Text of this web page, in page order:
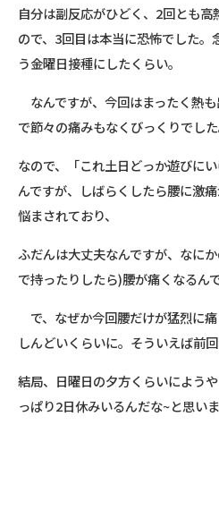
自分は副反応がひどく、2回とも
ので、3回目は本当に恐怖でした。
う金曜日接種にしたくらい。
なんですが、今回はまったく熱
で節々の痛みもなくびっくりでし
なので、「これ土日どっか遊びに
んですが、しばらくしたら腰に激
悩まされており、
ふだんは大丈夫なんですが、なに
で持ったりしたら)腰が痛くなるんで
で、なぜか今回腰だけが猛烈に
しんどいくらいに。そういえば前
結局、日曜日の夕方くらいによう
っぱり2日休みいるんだな~と思いま